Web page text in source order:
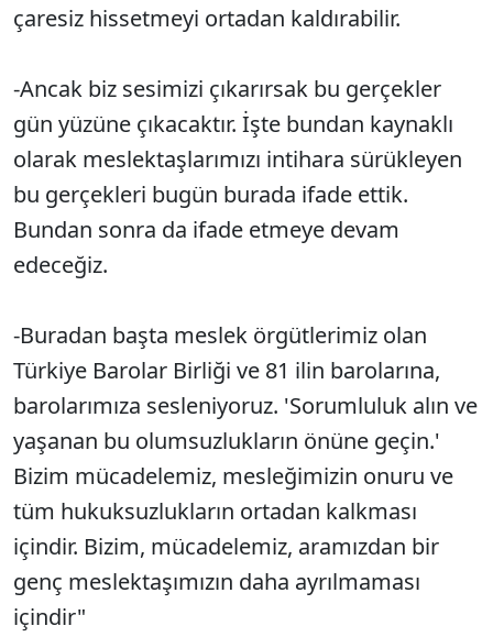
çaresiz hissetmeyi ortadan kaldırabilir.
-Ancak biz sesimizi çıkarırsak bu gerçekler
gün yüzüne çıkacaktır. İşte bundan kaynaklı
olarak meslektaşlarımızı intihara sürükleyen
bu gerçekleri bugün burada ifade ettik.
Bundan sonra da ifade etmeye devam
edeceğiz.
-Buradan başta meslek örgütlerimiz olan
Türkiye Barolar Birliği ve 81 ilin barolarına,
barolarımıza sesleniyoruz. 'Sorumluluk alın ve
yaşanan bu olumsuzlukların önüne geçin.'
Bizim mücadelemiz, mesleğimizin onuru ve
tüm hukuksuzlukların ortadan kalkması
içindir. Bizim, mücadelemiz, aramızdan bir
genç meslektaşımızın daha ayrılmaması
içindir"